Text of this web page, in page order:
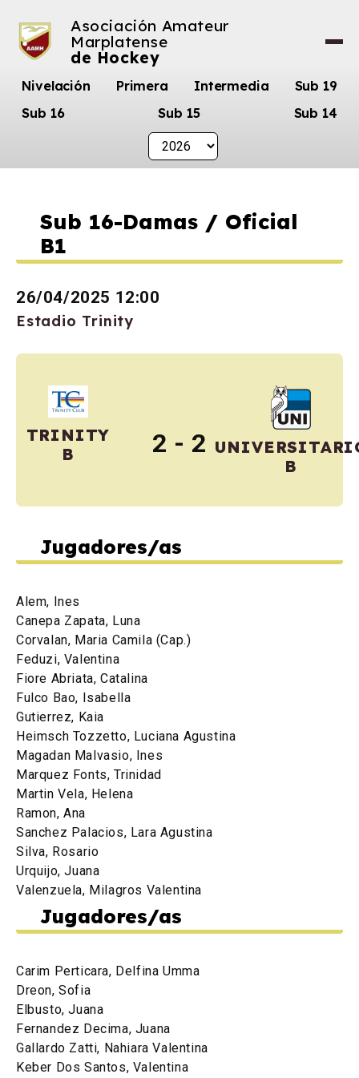
Asociación Amateur
Marplatense
de Hockey
Nivelación Primera Intermedia
Sub 19
Sub 16
Sub 15 Sub 14
Sub 16-Damas / Oficial
B1
26/04/2025 12:00
Estadio Trinity
TRINITY
B
2 - 2
B
Jugadores/as
Alem, Ines
Canepa Zapata, Luna
Corvalan, Maria Camila (Cap.)
Feduzi, Valentina
Fiore Abriata, Catalina
Fulco Bao, Isabella
Gutierrez, Kaia
Heimsch Tozzetto, Luciana Agustina
Magadan Malvasio, Ines
Marquez Fonts, Trinidad
Martin Vela, Helena
Ramon, Ana
Sanchez Palacios, Lara Agustina
Silva, Rosario
Urquijo, Juana
Valenzuela, Milagros Valentina
Jugadores/as
Carim Perticara, Delfina Umma
Dreon, Sofia
Elbusto, Juana
Fernandez Decima, Juana
Gallardo Zatti, Nahiara Valentina
Keber Dos Santos, Valentina